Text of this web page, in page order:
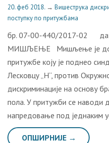
20. феб 2018. → Вишеструка
поступку по притужбама
бр. 07-00-440/2017-02
МИШЉЕЊЕ Мишљење је
притужбе коју је поднео
Лесковцу „Н“, против
дискриминације на основу
пола. У притужби се наводи
напредовање под једнаким
ОПШИРНИЈЕ →